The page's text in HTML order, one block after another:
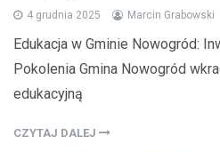
4 grudnia 2025 Marcin Grabowski
Edukacja w Gminie Nowogród:
Pokolenia Gmina Nowogród
edukacyjną
CZYTAJ DALEJ